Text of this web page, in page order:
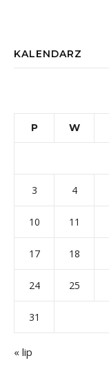
KALENDARZ
P W
3 4
10 11
17 18
24 25
31
« lip